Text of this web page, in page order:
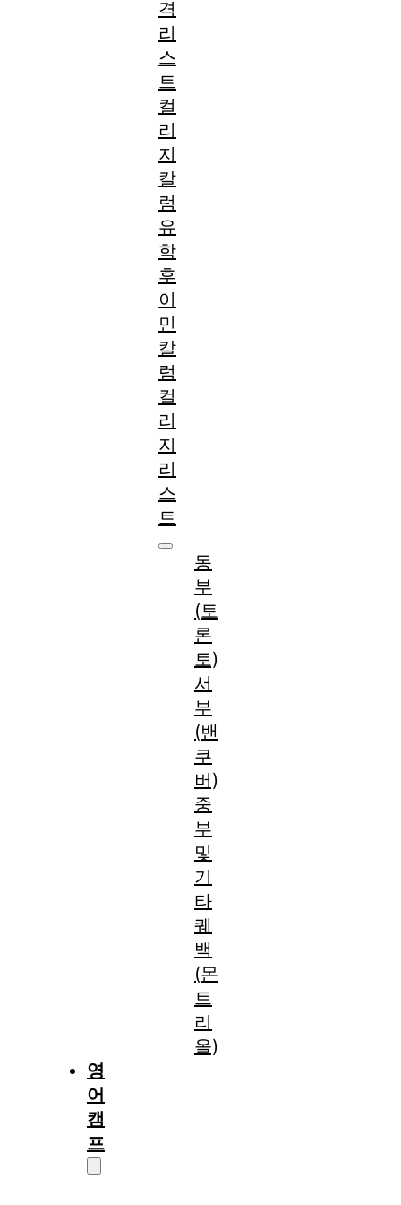
격
리
스
트
컬
리
지
칼
럼
유
학
후
이
민
칼
럼
컬
리
지
리
스
트
동
부
(토
론
토)
서
부
(밴
쿠
버)
중
부
및
기
타
퀘
백
(몬
트
리
올)
영
어
캠
프